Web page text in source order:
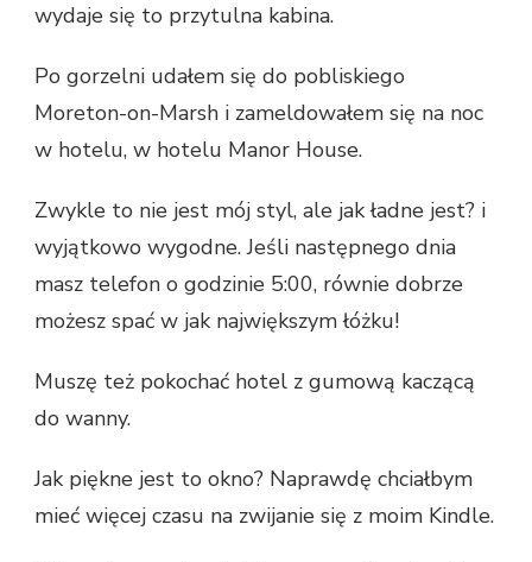
wydaje się to przytulna kabina.
Po gorzelni udałem się do pobliskiego
Moreton-on-Marsh i zameldowałem się na noc
w hotelu, w hotelu Manor House.
Zwykle to nie jest mój styl, ale jak ładne jest? i
wyjątkowo wygodne. Jeśli następnego dnia
masz telefon o godzinie 5:00, równie dobrze
możesz spać w jak największym łóżku!
Muszę też pokochać hotel z gumową kaczącą
do wanny.
Jak piękne jest to okno? Naprawdę chciałbym
mieć więcej czasu na zwijanie się z moim Kindle.